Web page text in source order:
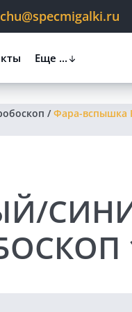
Еще ...
/Фара-вспышка